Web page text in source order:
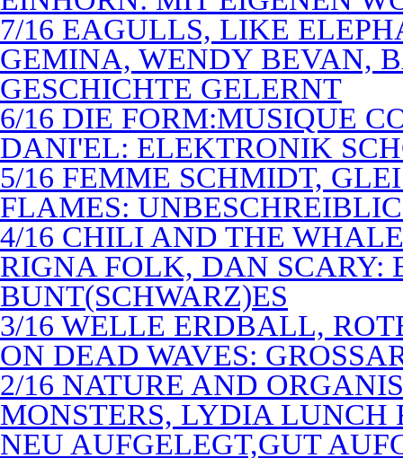
7/16 EAGULLS, LIKE
GEMINA, WENDY BEVAN,
GESCHICHTE GELERNT
6/16 DIE FORM:MUSIQUE
DANI'EL: ELEKTRONIK
5/16 FEMME SCHMIDT,
FLAMES:
4/16 CHILI AND THE
RIGNA FOLK, DAN SCARY:
BUNT(SCHWARZ)ES
3/16 WELLE ERDBALL,
ON DEAD WAVES:
2/16 NATURE AND
MONSTERS, LYDIA LUNCH
NEU AUFGELEGT,GUT